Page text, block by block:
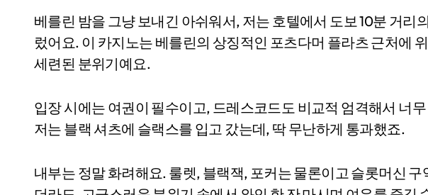
베를린 밤을 그냥 보내긴 아쉬워서, 저는 호텔에서 도보 10분 거리
렀어요. 이 카지노는 베를린의 상징적인 포츠다머 플라츠 근처에
세련된 분위기예요.
입장 시에는 여권이 필수이고, 드레스코드도 비교적 엄격해서 너
저는 블랙 셔츠에 슬랙스를 입고 갔는데, 딱 무난하게 통과했죠.
내부는 정말 화려해요. 룰렛, 블랙잭, 포커는 물론이고 슬롯머신